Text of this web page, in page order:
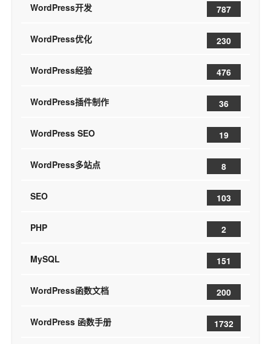
WordPress开发 787
WordPress优化 230
WordPress经验 476
WordPress插件制作 36
WordPress SEO 19
WordPress多站点 8
SEO 103
PHP 2
MySQL 151
WordPress函数文档 200
WordPress 函数手册 1732